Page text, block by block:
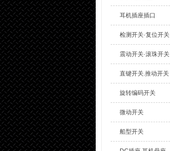
耳机插座插口
检测开关·复位开关
震动开关·滚珠开关
直键开关.推动开关
旋转编码开关
微动开关
船型开关